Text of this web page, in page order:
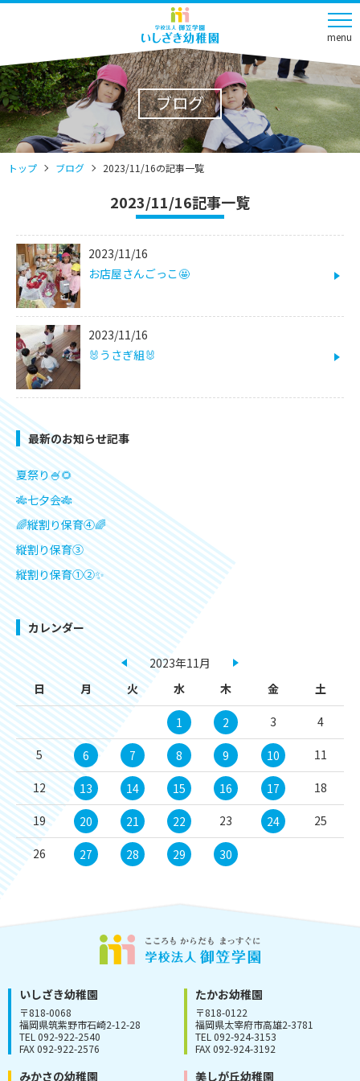
menu
ブログ
トップ ブログ 2023/11/16の記事一覧
2023/11/16記事一覧
2023/11/16
お店屋さんごっこ🤩
2023/11/16
🐰うさぎ組🐰
最新のお知らせ記事
夏祭り🍧🌻
🎋七夕会🎋
🌈縦割り保育④🌈
縦割り保育③
縦割り保育①②✨
カレンダー
2023年11月
日
月 火 水 木 金 土
1 2 3 4
5 6 7 8 9 10 11
12 13 14 15 16 17 18
19 20 21 22 23 24 25
26 27 28 29 30
いしざき幼稚園
〒818-0068
福岡県筑紫野市石崎2-12-28
TEL 092-922-2540
FAX 092-922-2576
たかお幼稚園
〒818-0122
福岡県太宰府市高雄2-3781
TEL 092-924-3153
FAX 092-924-3192
みかさの幼稚園 美しが丘幼稚園